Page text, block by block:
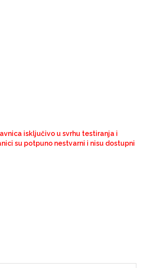
isključivo u svrhu testiranja i
su potpuno nestvarni i nisu dostupni